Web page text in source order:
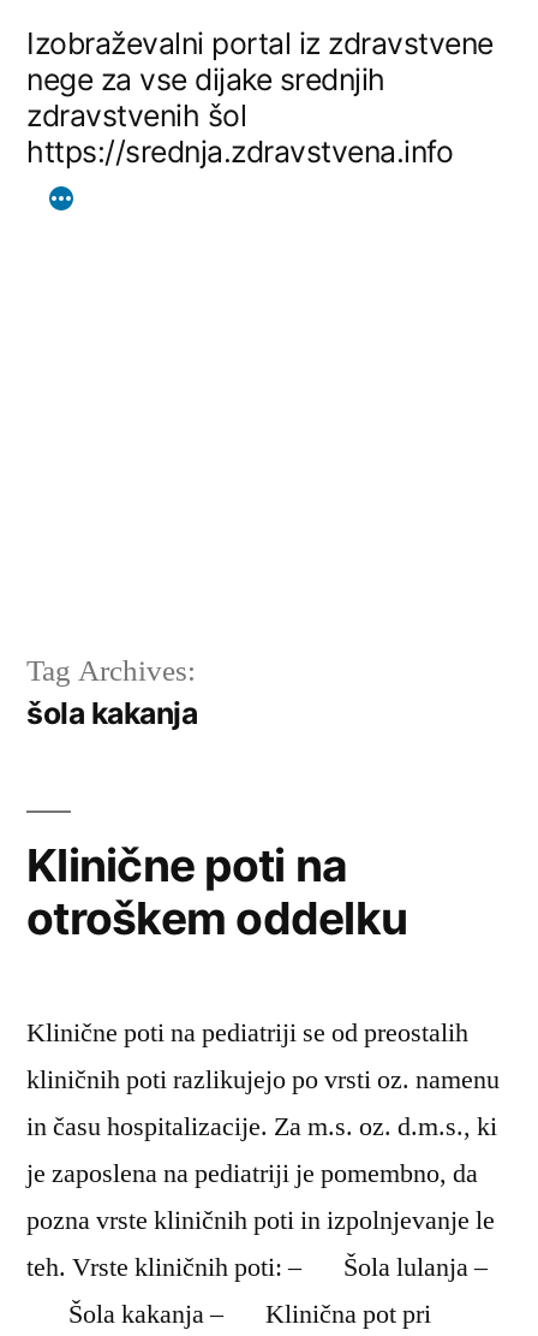
content
Izobraževalni portal iz zdravstvene
nege za vse dijake srednjih
zdravstvenih šol
https://srednja.zdravstvena.info
Tag Archives:
šola kakanja
Klinične poti na
otroškem oddelku
Klinične poti na pediatriji se od preostalih
kliničnih poti razlikujejo po vrsti oz. namenu
in času hospitalizacije. Za m.s. oz. d.m.s., ki
je zaposlena na pediatriji je pomembno, da
pozna vrste kliničnih poti in izpolnjevanje le
teh. Vrste kliničnih poti: – Šola lulanja –
Šola kakanja – Klinična pot pri